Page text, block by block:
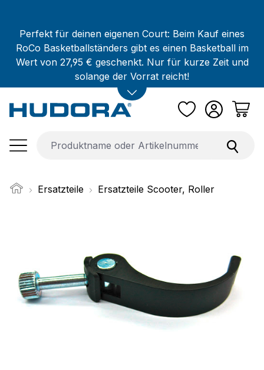
Perfekt für deinen eigenen Court: Beim Kauf eines
RoCo Basketballständers gibt es einen Basketball im
Wert von 27,95 € geschenkt. Nur für kurze Zeit und
solange der Vorrat reicht!
Ersatzteile Ersatzteile Scooter, Roller